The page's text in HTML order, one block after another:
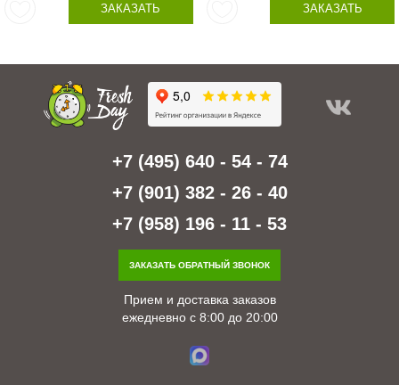
ЗАКАЗАТЬ ЗАКАЗАТЬ
+7 (495) 640 - 54 - 74
+7 (901) 382 - 26 - 40
+7 (958) 196 - 11 - 53
ЗАКАЗАТЬ ОБРАТНЫЙ ЗВОНОК
Прием и доставка заказов
ежедневно с 8:00 до 20:00